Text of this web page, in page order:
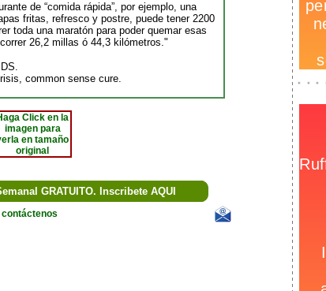
de “comida rápida”, por ejemplo, una
fritas, refresco y postre, puede tener 2200
toda una maratón para poder quemar esas
26,2 millas ó 44,3 kilómetros."
common sense cure.
Click en la
imagen para
en tamaño
original
GRATUITO. Inscribete AQUI
contáctenos
_